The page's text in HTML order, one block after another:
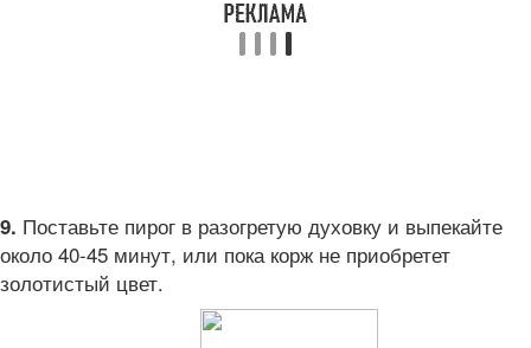
9. Поставьте пирог в разогретую духовку и выпекайте
около 40-45 минут, или пока корж не приобретет
золотистый цвет.